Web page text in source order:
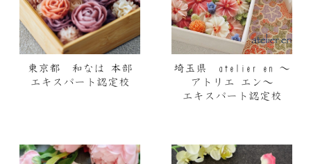
東京都 和なは 本部
エキスパート認定校
埼玉県 atelier en ～
アトリエ エン～
エキスパート認定校